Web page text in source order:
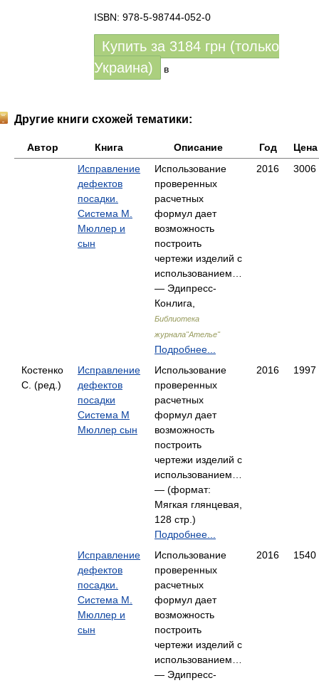
ISBN: 978-5-98744-052-0
Купить за 3184 грн (только
Украина)
в
Другие книги схожей тематики:
Автор Книга Описание Год
Цена
Исправление
дефектов
посадки.
Система М.
Мюллер и
сын
Использование
проверенных
расчетных
формул дает
возможность
построить
чертежи изделий с
использованием…
— Эдипресс-
Конлига,
Библиотека
журнала"Ателье"
Подробнее...
2016 3006
Костенко
С. (ред.)
Исправление
дефектов
посадки
Система М
Мюллер сын
Использование
проверенных
расчетных
формул дает
возможность
построить
чертежи изделий с
использованием…
— (формат:
Мягкая глянцевая,
128 стр.)
Подробнее...
2016 1997
Исправление
дефектов
посадки.
Система М.
Мюллер и
сын
Использование
проверенных
расчетных
формул дает
возможность
построить
чертежи изделий с
использованием…
— Эдипресс-
2016 1540